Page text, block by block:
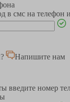
в смс на телефон
Напишите нам
введите номер